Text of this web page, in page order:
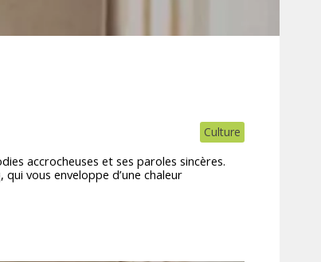
Culture
accrocheuses et ses paroles sincères.
vous enveloppe d’une chaleur